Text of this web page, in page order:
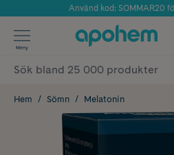
Årets Butik 2025
Använd kod: SOMMAR20
✓ Fri frakt
✓ Poäng på alla
Meny
Hem Sömn Melatonin